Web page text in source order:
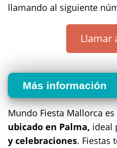
llamando al siguiente
Llamar
Más información
Mundo Fiesta Mallorca es
ubicado en Palma, ideal
y celebraciones. Fiestas